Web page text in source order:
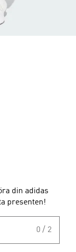
din adidas
presenten!
0 / 2